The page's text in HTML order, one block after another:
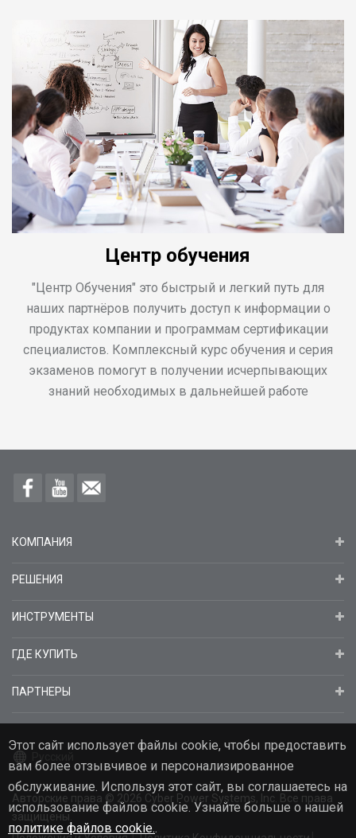
Центр обучения
"Центр Обучения" это быстрый и легкий путь для
наших партнёров получить доступ к информации о
продуктах компании и программам сертификации
специалистов. Комплексный курс обучения и серия
экзаменов помогут в получении исчерпывающих
знаний необходимых в дальнейшей работе
Этот сайт использует файлы cookie, чтобы предоставить
вам более отзывчивое и персонализированное
обслуживание. Используя этот сайт, вы соглашаетесь на
использование файлов cookie. Узнайте больше о нашей
политике файлов cookie..
КОМПАНИЯ
РЕШЕНИЯ
ИНСТРУМЕНТЫ
ГДЕ КУПИТЬ
ПАРТНЕРЫ
Русский
Авторские права © 2026 Cyber Power Systems, Inc. Все права
защищены.